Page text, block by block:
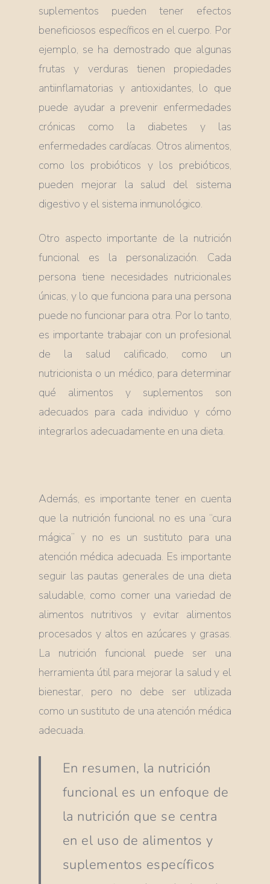
suplementos pueden tener efectos
beneficiosos específicos en el cuerpo. Por
ejemplo, se ha demostrado que algunas
frutas y verduras tienen propiedades
antiinflamatorias y antioxidantes, lo que
puede ayudar a prevenir enfermedades
crónicas como la diabetes y las
enfermedades cardíacas. Otros alimentos,
como los probióticos y los prebióticos,
pueden mejorar la salud del sistema
digestivo y el sistema inmunológico.
Otro aspecto importante de la nutrición
funcional es la personalización. Cada
persona tiene necesidades nutricionales
únicas, y lo que funciona para una persona
puede no funcionar para otra. Por lo tanto,
es importante trabajar con un profesional
de la salud calificado, como un
nutricionista o un médico, para determinar
qué alimentos y suplementos son
adecuados para cada individuo y cómo
integrarlos adecuadamente en una dieta.
Además, es importante tener en cuenta
que la nutrición funcional no es una “cura
mágica” y no es un sustituto para una
atención médica adecuada. Es importante
seguir las pautas generales de una dieta
saludable, como comer una variedad de
alimentos nutritivos y evitar alimentos
procesados y altos en azúcares y grasas.
La nutrición funcional puede ser una
herramienta útil para mejorar la salud y el
bienestar, pero no debe ser utilizada
como un sustituto de una atención médica
adecuada.
En resumen, la nutrición
funcional es un enfoque de
la nutrición que se centra
en el uso de alimentos y
suplementos específicos